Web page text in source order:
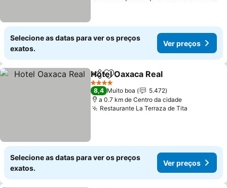
Selecione as datas para ver os preços
exatos.
Ver preços
PartilharAdicionar aos favoritos
Hotel Oaxaca Real
4 Estrelas
8,4 Muito boa
5.472
a 0.7 km de Centro da cidade
Restaurante La Terraza de Tita
Selecione as datas para ver os preços
exatos.
Ver preços